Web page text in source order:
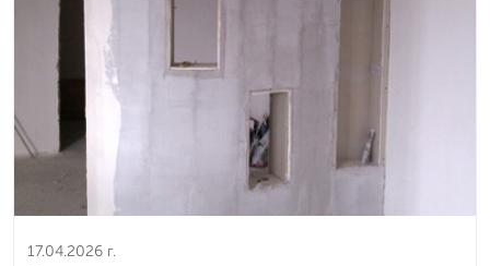
17.04.2026 г.